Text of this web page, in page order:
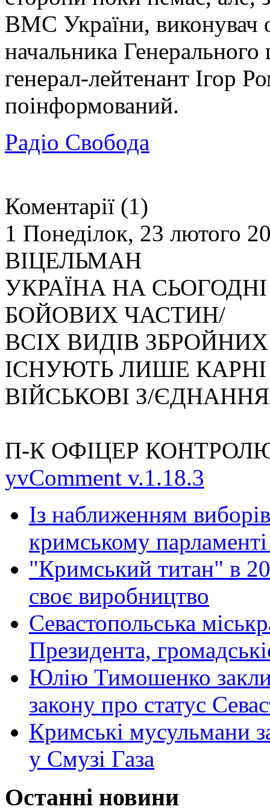
ВМС України, виконувач
начальника
генерал-лейтенант Ігор
поінформований.
Радіо Свобода
Коментарії (1)
1 Понеділок, 23 лютого
ВІЦЕЛЬМАН
УКРАЇНА НА
БОЙОВИХ ЧАСТИН/
ВСІХ ВИДІВ
ІСНУЮТЬ ЛИШЕ КАРНІ
ВІЙСЬКОВІ З/
П-К ОФІЦЕР
yvComment v.1.18.3
Із наближенням
кримському парламенті
"Кримський титан" в
своє виробництво
Севастопольська
Президента,
Юлію Тимошенко
закону про статус
Кримські мусульмани
у Смузі Газа
Останні новини